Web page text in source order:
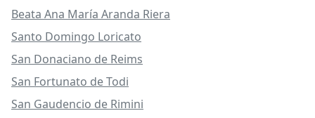
Beata Ana María Aranda Riera
Santo Domingo Loricato
San Donaciano de Reims
San Fortunato de Todi
San Gaudencio de Rimini